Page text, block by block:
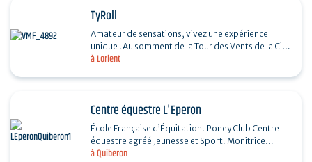
à Lorient
TyRoll
Amateur de sensations, vivez une expérience
unique ! Au somment de la Tour des Vents de la Cité
de la Voile, cette tyrolienne de 325m de long
à Quiberon
Centre équestre L'Eperon
École Française d’Équitation. Poney Club Centre
équestre agréé Jeunesse et Sport. Monitrice
diplômée d’État. Promenades et randonnées